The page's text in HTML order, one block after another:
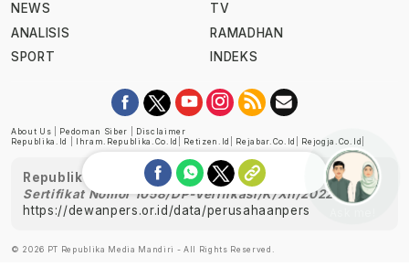
NEWS
ANALISIS
SPORT
TV
RAMADHAN
INDEKS
About Us Pedoman Siber
Disclaimer
Republika.id
Ihram.republika.co.id Retizen.id Rejabar.co.id Rejogja.co.id
Republika telah diverifikasi oleh Dewan Pers
Sertifikat Nomor 1058/DP-Verifikasi/K/XII/2022
https://dewanpers.or.id/data/perusahaanpers
© 2026 PT Republika Media Mandiri - All Rights Reserved.